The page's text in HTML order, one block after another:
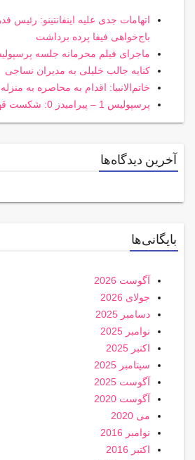
اتهامات جدی علیه اینفانتینو: رئیس
باج‌خواهی فیفا پرده برداشت
ماجرای فیلم محرمانه جلسه
کنایه جالب خلیلی به مدیران نساجی
خاتم‌الانبیا: اقدام به محاصره به
پرسپولیس 1 – پیرامیدز 0: شکست قهرمان آفریقا!
آخرین دیدگاه‌ها
بایگانی‌ها
آگوست 2026
جولای 2026
دسامبر 2025
نوامبر 2025
اکتبر 2025
سپتامبر 2025
آگوست 2025
آگوست 2020
می 2020
نوامبر 2016
اکتبر 2016